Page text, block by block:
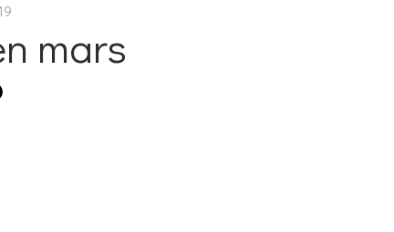
mars